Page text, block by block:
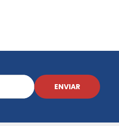
ENVIAR